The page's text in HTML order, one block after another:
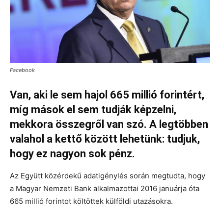
Facebook
Van, aki le sem hajol 665 millió forintért,
míg mások el sem tudják képzelni,
mekkora összegről van szó. A legtöbben
valahol a kettő között lehetünk: tudjuk,
hogy ez nagyon sok pénz.
Az Együtt közérdekű adatigénylés során megtudta, hogy
a Magyar Nemzeti Bank alkalmazottai 2016 januárja óta
665 millió forintot költöttek külföldi utazásokra.